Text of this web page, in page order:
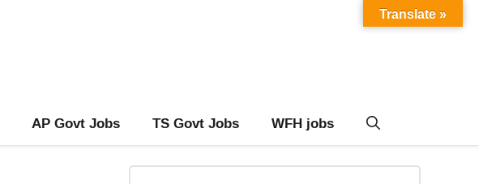
AP Govt Jobs TS Govt Jobs WFH jobs
Translate »